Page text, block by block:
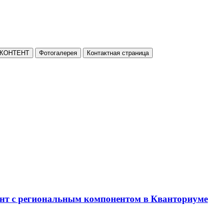
Фотогалерея Контактная страница
с региональным компонентом в Кванториуме